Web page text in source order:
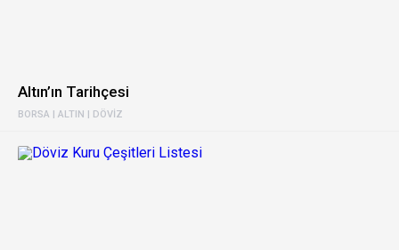
BORSA | ALTIN | DÖVIZ
Altın’ın Tarihçesi